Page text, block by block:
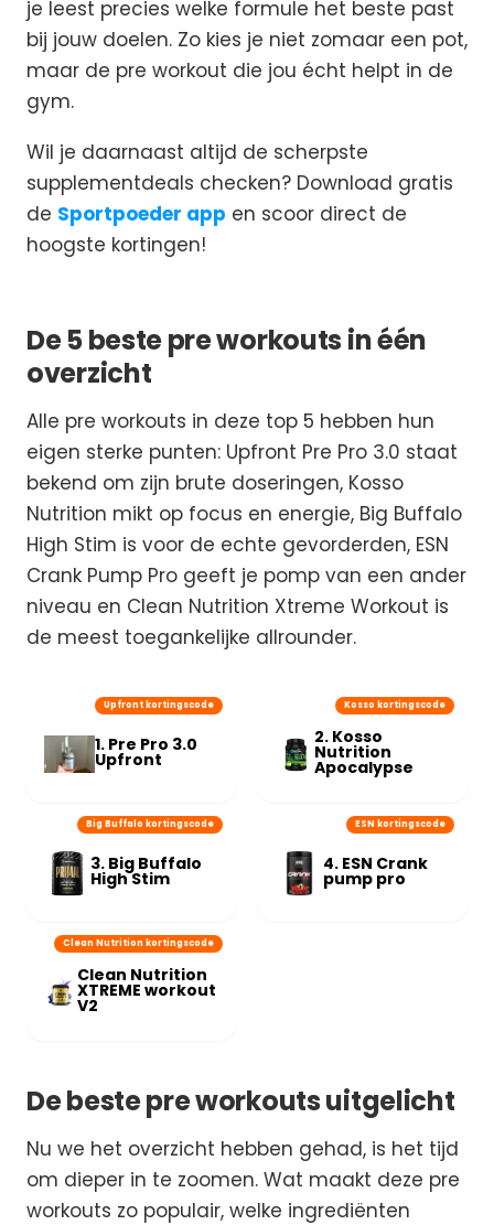
je leest precies welke formule het beste past
bij jouw doelen. Zo kies je niet zomaar een pot,
maar de pre workout die jou écht helpt in de
gym.
Wil je daarnaast altijd de scherpste
supplementdeals checken? Download gratis
de Sportpoeder app en scoor direct de
hoogste kortingen!
De 5 beste pre workouts in één
overzicht
Alle pre workouts in deze top 5 hebben hun
eigen sterke punten: Upfront Pre Pro 3.0 staat
bekend om zijn brute doseringen, Kosso
Nutrition mikt op focus en energie, Big Buffalo
High Stim is voor de echte gevorderden, ESN
Crank Pump Pro geeft je pomp van een ander
niveau en Clean Nutrition Xtreme Workout is
de meest toegankelijke allrounder.
Upfront kortingscode
1. Pre Pro 3.0
Upfront
Kosso kortingscode
2. Kosso
Nutrition
Apocalypse
Big Buffalo kortingscode
3. Big Buffalo
High Stim
ESN kortingscode
4. ESN Crank
pump pro
Clean Nutrition kortingscode
Clean Nutrition
XTREME workout
V2
De beste pre workouts uitgelicht
Nu we het overzicht hebben gehad, is het tijd
om dieper in te zoomen. Wat maakt deze pre
workouts zo populair, welke ingrediënten